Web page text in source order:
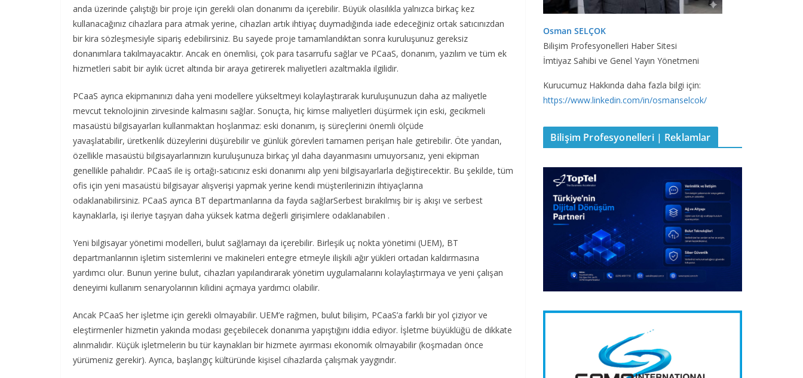
anda üzerinde çalıştığı bir proje için gerekli olan donanımı da içerebilir. Büyük olasılıkla yalnızca birkaç kez
kullanacağınız cihazlara para atmak yerine, cihazları artık ihtiyaç duymadığında iade edeceğiniz ortak satıcınızdan
bir kira sözleşmesiyle sipariş edebilirsiniz. Bu sayede proje tamamlandıktan sonra kuruluşunuz gereksiz
donanımlara takılmayacaktır. Ancak en önemlisi, çok para tasarrufu sağlar ve PCaaS, donanım, yazılım ve tüm ek
hizmetleri sabit bir aylık ücret altında bir araya getirerek maliyetleri azaltmakla ilgilidir.
PCaaS ayrıca ekipmanınızı daha yeni modellere yükseltmeyi kolaylaştırarak kuruluşunuzun daha az maliyetle
mevcut teknolojinin zirvesinde kalmasını sağlar. Sonuçta, hiç kimse maliyetleri düşürmek için eski, gecikmeli
masaüstü bilgisayarları kullanmaktan hoşlanmaz: eski donanım, iş süreçlerini önemli ölçüde
yavaşlatabilir, üretkenlik düzeylerini düşürebilir ve günlük görevleri tamamen perişan hale getirebilir. Öte yandan,
özellikle masaüstü bilgisayarlarınızın kuruluşunuza birkaç yıl daha dayanmasını umuyorsanız, yeni ekipman
genellikle pahalıdır. PCaaS ile iş ortağı-satıcınız eski donanımı alıp yeni bilgisayarlarla değiştirecektir. Bu şekilde, tüm
ofis için yeni masaüstü bilgisayar alışverişi yapmak yerine kendi müşterilerinizin ihtiyaçlarına
odaklanabilirsiniz. PCaaS ayrıca BT departmanlarına da fayda sağlarSerbest bırakılmış bir iş akışı ve serbest
kaynaklarla, işi ileriye taşıyan daha yüksek katma değerli girişimlere odaklanabilen .
Yeni bilgisayar yönetimi modelleri, bulut sağlamayı da içerebilir. Birleşik uç nokta yönetimi (UEM), BT
departmanlarının işletim sistemlerini ve makineleri entegre etmeyle ilişkili ağır yükleri ortadan kaldırmasına
yardımcı olur. Bunun yerine bulut, cihazları yapılandırarak yönetim uygulamalarını kolaylaştırmaya ve yeni çalışan
deneyimi kullanım senaryolarının kilidini açmaya yardımcı olabilir.
Ancak PCaaS her işletme için gerekli olmayabilir. UEM’e rağmen, bulut bilişim, PCaaS’a farklı bir yol çiziyor ve
eleştirmenler hizmetin yakında modası geçebilecek donanıma yapıştığını iddia ediyor. İşletme büyüklüğü de dikkate
alınmalıdır. Küçük işletmelerin bu tür kaynakları bir hizmete ayırması ekonomik olmayabilir (koşmadan önce
yürümeniz gerekir). Ayrıca, başlangıç ​​kültüründe kişisel cihazlarda çalışmak yaygındır.
Osman SELÇOK
Bilişim Profesyonelleri Haber Sitesi
İmtiyaz Sahibi ve Genel Yayın Yönetmeni
Kurucumuz Hakkında daha fazla bilgi için:
https://www.linkedin.com/in/osmanselcok/
Bilişim Profesyonelleri | Reklamlar